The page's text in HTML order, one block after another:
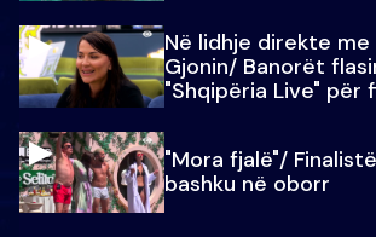
Në lidhje direkte me
Gjonin/ Banorët
"Shqipëria Live" për
"Mora fjalë"/
bashku në oborr